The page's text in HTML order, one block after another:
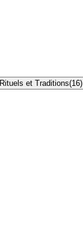
Rituels et Traditions(16)